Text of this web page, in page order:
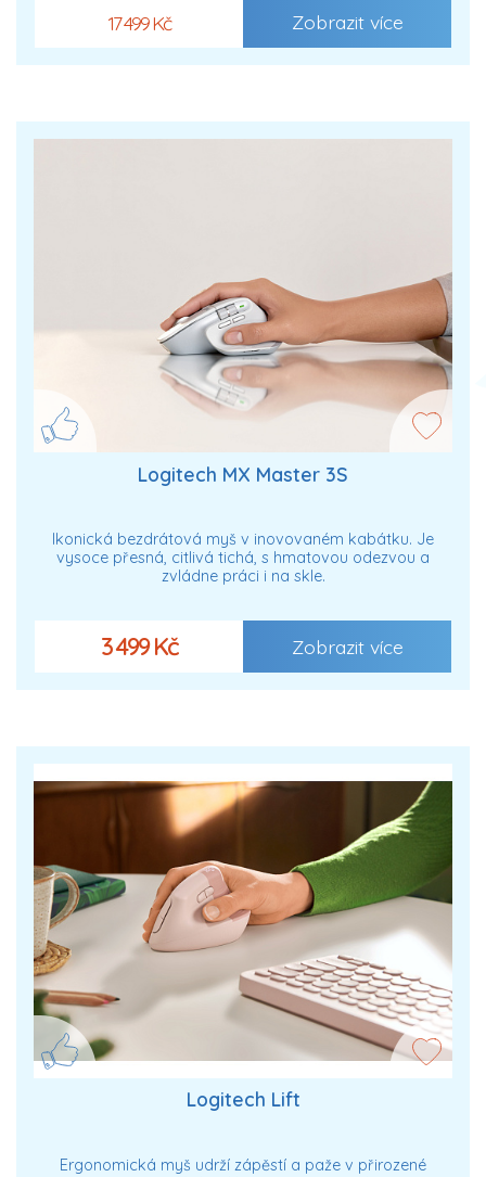
17 499 Kč Zobrazit více
Logitech MX Master 3S
Ikonická bezdrátová myš v inovovaném kabátku. Je
vysoce přesná, citlivá tichá, s hmatovou odezvou a
zvládne práci i na skle.
3 499 Kč Zobrazit více
Logitech Lift
Ergonomická myš udrží zápěstí a paže v přirozené